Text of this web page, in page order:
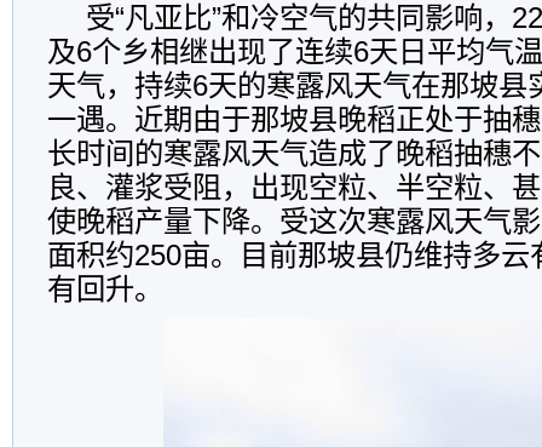
受“凡亚比”和冷空气的共同影响，
及6个乡相继出现了连续6天日平均气
天气，持续6天的寒露风天气在那坡县
一遇。近期由于那坡县晚稻正处于抽
长时间的寒露风天气造成了晚稻抽穗
良、灌浆受阻，出现空粒、半空粒、
使晚稻产量下降。受这次寒露风天气
面积约250亩。目前那坡县仍维持多
有回升。